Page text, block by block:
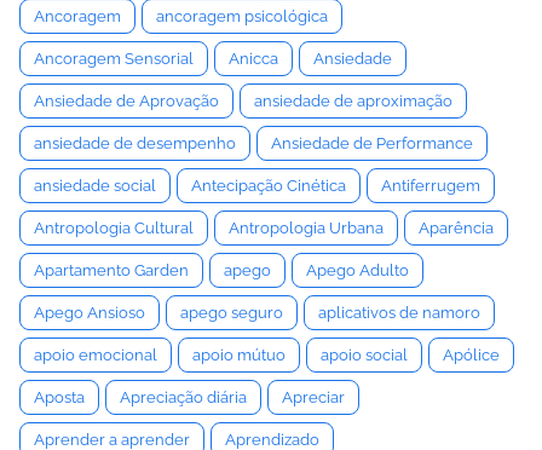
Ancoragem ancoragem psicológica
Ancoragem Sensorial Anicca Ansiedade
Ansiedade de Aprovação ansiedade de aproximação
ansiedade de desempenho Ansiedade de Performance
ansiedade social Antecipação Cinética Antiferrugem
Antropologia Cultural Antropologia Urbana Aparência
Apartamento Garden apego Apego Adulto
Apego Ansioso apego seguro aplicativos de namoro
apoio emocional apoio mútuo apoio social Apólice
Aposta Apreciação diária Apreciar
Aprender a aprender Aprendizado